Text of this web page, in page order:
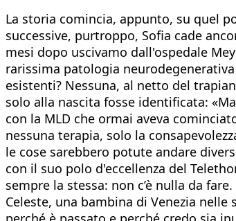
La storia comincia, appunto, su quel
successive, purtroppo, Sofia cade
mesi dopo uscivamo dall'ospedale
rarissima patologia
esistenti? Nessuna, al netto del
solo alla nascita fosse identificata:
con la MLD che ormai aveva
nessuna terapia, solo la
le cose sarebbero potute andare
con il suo polo d'eccellenza del
sempre la stessa: non c’è nulla da
Celeste, una bambina di Venezia